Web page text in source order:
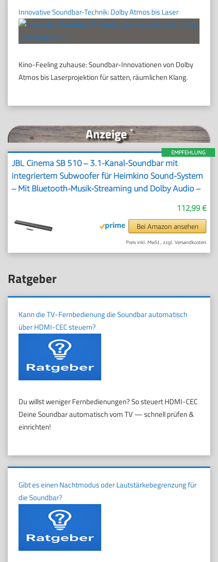
Innovative Soundbar-Technik: Dolby Atmos bis Laser
Kino-Feeling zuhause: Soundbar-Innovationen von Dolby
Atmos bis Laserprojektion für satten, räumlichen Klang.
Ratgeber
Kann die TV-Fernbedienung die Soundbar automatisch
über HDMI-CEC steuern?
Du willst weniger Fernbedienungen? So steuert HDMI-CEC
Deine Soundbar automatisch vom TV — schnell prüfen &
einrichten!
Gibt es einen Nachtmodus oder Lautstärkebegrenzung für
die Soundbar?
Anzeige*
EMPFEHLUNG
JBL Cinema SB 510 – 3.1-Kanal-Soundbar mit
integriertem Subwoofer für Heimkino Sound-System
– Mit Bluetooth-Musik-Streaming und Dolby Audio –
112,99 €
Bei Amazon ansehen
Preis inkl. MwSt., zzgl. Versandkosten